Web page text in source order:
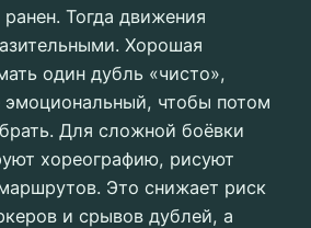
ранен. Тогда движения
Хорошая
один дубль «чисто»,
чтобы потом
Для сложной боёвки
хореографию, рисуют
Это снижает риск
и срывов дублей, а